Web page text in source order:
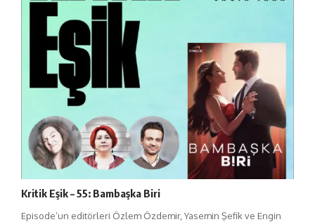
Kritik Eşik – 55: Bambaşka Biri
Episode’un editörleri Özlem Özdemir, Yasemin Şefik ve Engin